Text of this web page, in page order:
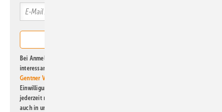
Bei Anmeldung zu diesem Newsletter bin ich damit einverstanden, über
interessante Verlags- und Online-Angebote
Gentner Verlag GmbH & Co. KG
Einwilligung kann ich jederzeit widerrufen und eine Abmeldung ist
jederzeit möglich. Informationen zum Umgang mit Daten finden Sie
auch in unserer